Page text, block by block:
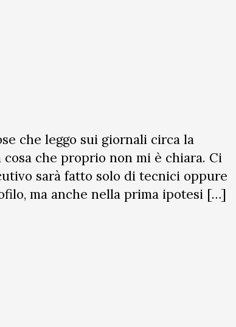
che leggo sui giornali circa la
che proprio non mi è chiara. Ci
sarà fatto solo di tecnici oppure
ma anche nella prima ipotesi […]